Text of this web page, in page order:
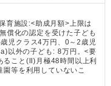
育施設:<助成月額>上限は
償化の認定を受けた子ども
児クラス4万円、0～2歳児
以外の子ども: 8万円。<要
こと(II)月極48時間以上利
等を利用していないこ